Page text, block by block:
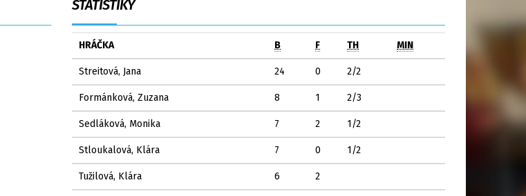
STATISTIKY
HRÁČKA B F TH MIN
Streitová, Jana 24 0 2/2
Formánková, Zuzana 8 1 2/3
Sedláková, Monika 7 2 1/2
Stloukalová, Klára 7 0 1/2
Tužilová, Klára 6 2